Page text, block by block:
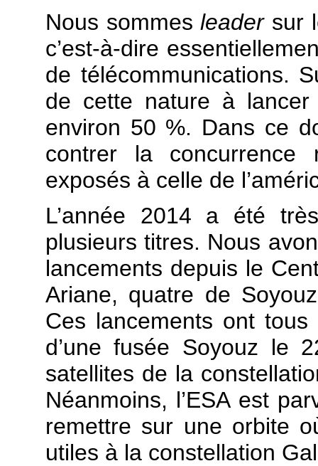
Nous sommesleadersur
c’est-à-dire
de télécommunications.
de cette nature à
environ 50 %. Dans ce
contrer la concurrence
exposés à celle de
L’année 2014 a été
plusieurs titres. Nous
lancements depuis le
Ariane, quatre de
Ces lancements ont
d’une fusée Soyouz le
satellites de la
Néanmoins, l’ESA est
remettre sur une orbite
utiles à la constellation